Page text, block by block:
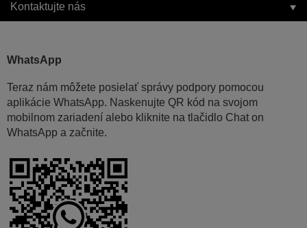
Kontaktujte nás
WhatsApp
Teraz nám môžete posielať správy podpory pomocou
aplikácie WhatsApp. Naskenujte QR kód na svojom
mobilnom zariadení alebo kliknite na tlačidlo Chat on
WhatsApp a začnite.